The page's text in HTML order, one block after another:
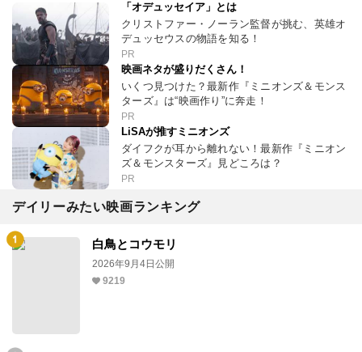
「オデュッセイア」とは
クリストファー・ノーラン監督が挑む、英雄オ
デュッセウスの物語を知る！
PR
映画ネタが盛りだくさん！
いくつ見つけた？最新作『ミニオンズ＆モンス
ターズ』は“映画作り”に奔走！
PR
LiSAが推すミニオンズ
ダイフクが耳から離れない！最新作『ミニオン
ズ＆モンスターズ』見どころは？
PR
デイリーみたい映画ランキング
白鳥とコウモリ
2026年9月4日公開
9219